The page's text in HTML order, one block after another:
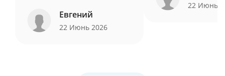
Евгений
22 Июнь 2026
22 Июнь